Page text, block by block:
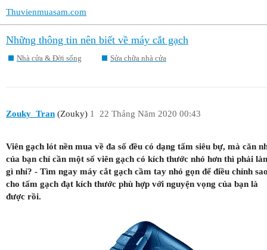
Thuvienmuasam.com
Những thông tin nên biết về máy cắt gạch
Nhà cửa & Đời sống Sửa chữa nhà cửa
Zouky_Tran (Zouky) 22 Tháng Năm 2020 00:43
1
Viên gạch lót nền mua về đa số đều có dạng tấm siêu bự, mà căn
của bạn chỉ cần một số viên gạch có kích thước nhỏ hơn thì phải
gì nhỉ? - Tìm ngay máy cắt gạch cầm tay nhỏ gọn để điều chỉnh
cho tấm gạch đạt kích thước phù hợp với nguyện vọng của bạn là
được rồi.